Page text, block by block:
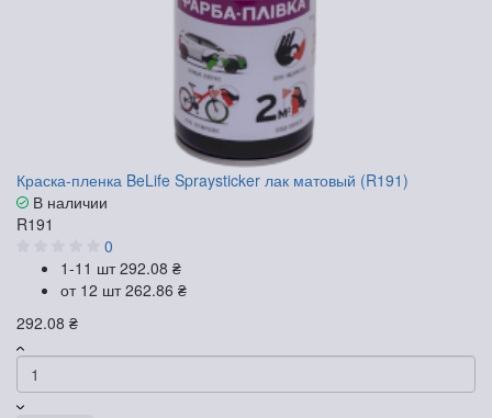
Краска-пленка BeLife Spraysticker лак матовый (R191)
В наличии
R191
0
1-11 шт292.08 ₴
от 12 шт262.86 ₴
292.08 ₴